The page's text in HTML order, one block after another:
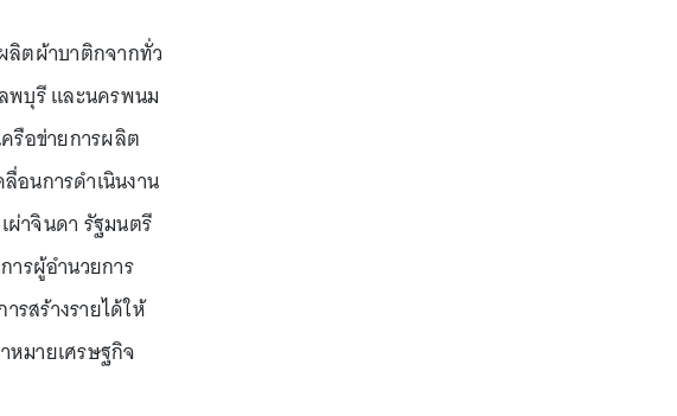
ลิตผ้าบาติกจากทั่ว
พบุรี และนครพนม
รือข่ายการผลิต
อนการดำเนินงาน
าจินดา รัฐมนตรี
ารผู้อำนวยการ
รสร้างรายได้ให้
มายเศรษฐกิจ